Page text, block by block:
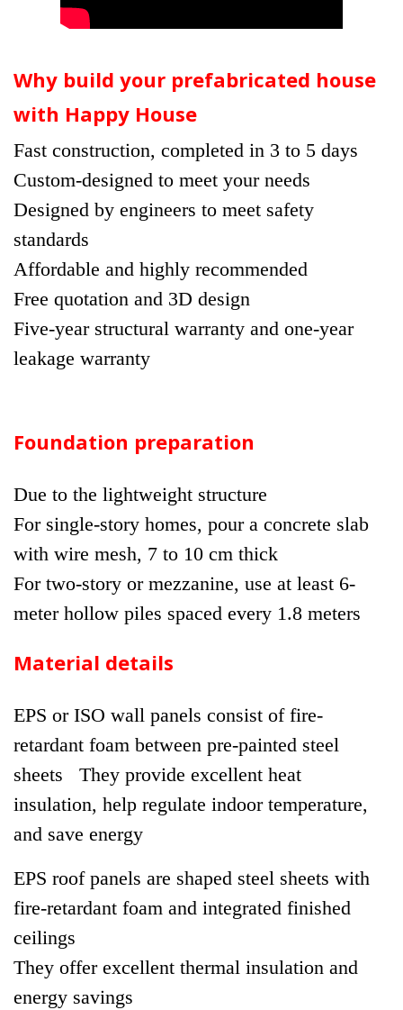
Why build your prefabricated house
with Happy House
Fast construction, completed in 3 to 5 days
Custom-designed to meet your needs
Designed by engineers to meet safety
standards
Affordable and highly recommended
Free quotation and 3D design
Five-year structural warranty and one-year
leakage warranty
Foundation preparation
Due to the lightweight structure
For single-story homes, pour a concrete slab
with wire mesh, 7 to 10 cm thick
For two-story or mezzanine, use at least 6-
meter hollow piles spaced every 1.8 meters
Material details
EPS or ISO wall panels consist of fire-
retardant foam between pre-painted steel
sheets They provide excellent heat
insulation, help regulate indoor temperature,
and save energy
EPS roof panels are shaped steel sheets with
fire-retardant foam and integrated finished
ceilings
They offer excellent thermal insulation and
energy savings